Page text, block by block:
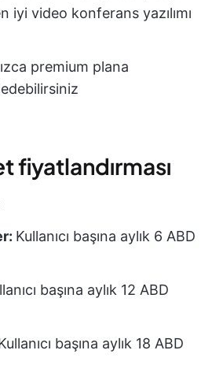
iyi video konferans yazılımı
premium plana
fiyatlandırması
Kullanıcı başına aylık 6 ABD
başına aylık 12 ABD
başına aylık 18 ABD